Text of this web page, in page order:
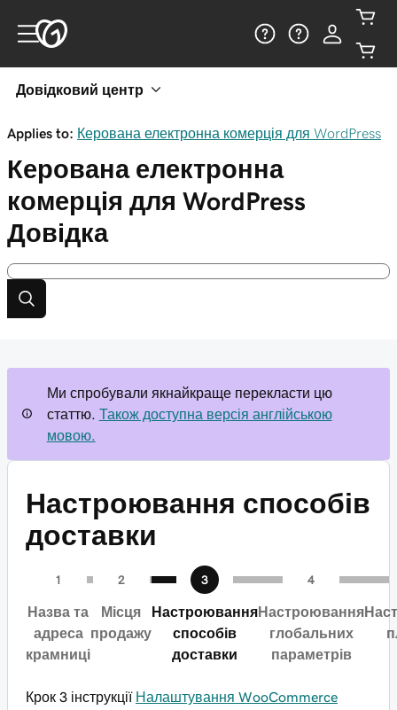
Довідковий центр
Applies to: Керована електронна комерція для WordPress
Керована електронна
комерція для WordPress
Довідка
Ми спробували якнайкраще перекласти цю
статтю. Також доступна версія англійською
мовою.
Настроювання способів
доставки
Назва та
адреса
крамниці
Місця
продажу
Настроювання
способів
доставки
Настроювання
глобальних
параметрів
Крок 3 інструкції Налаштування WooCommerce